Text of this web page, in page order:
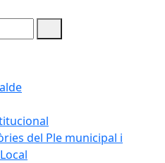
del Ple municipal i